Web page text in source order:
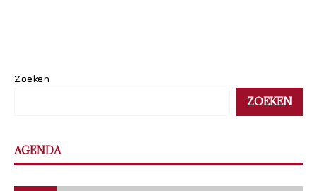
Zoeken
ZOEKEN
AGENDA